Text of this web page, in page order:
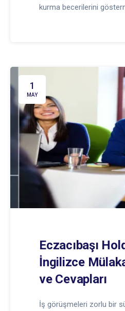
kurma becerilerini
1
MAY
Eczacıbaşı
İngilizce
ve Cevapları
İş görüşmeleri zorlu bir